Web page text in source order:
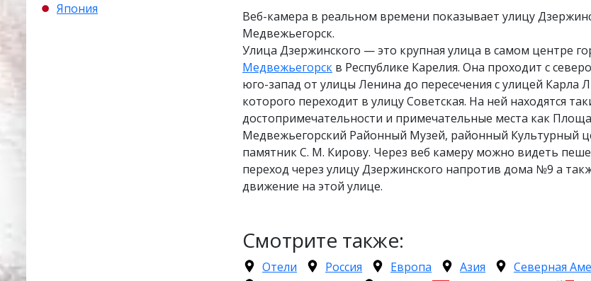
Япония
Веб-камера в реальном времени показывает улицу
Медвежьегорск.
Улица Дзержинского — это крупная улица в самом центре
Медвежьегорск в Республике Карелия. Она проходит с
юго-запад от улицы Ленина до пересечения с улицей Карла
которого переходит в улицу Советская. На ней находятся
достопримечательности и примечательные места как
Медвежьегорский Районный Музей, районный Культурный
памятник С. М. Кирову. Через веб камеру можно видеть
переход через улицу Дзержинского напротив дома №9 а
движение на этой улице.
Смотрите также:
Отели Россия Европа Азия
Северная